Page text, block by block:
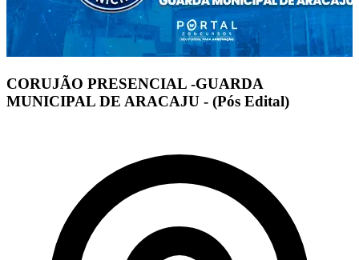
CORUJÃO PRESENCIAL -GUARDA
MUNICIPAL DE ARACAJU - (Pós Edital)